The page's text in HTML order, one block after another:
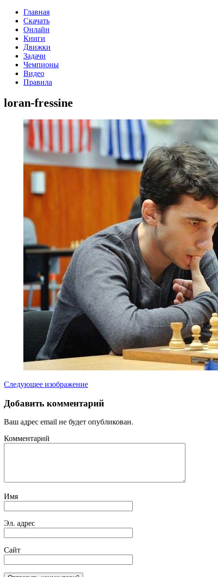
Главная
Скачать
Онлайн
Книги
Движки
Задачи
Чемпионы
Видео
Правила
loran-fressine
Следующее изображение
Добавить комментарий
Ваш адрес email не будет опубликован.
Комментарий
Имя
Эл. адрес
Сайт